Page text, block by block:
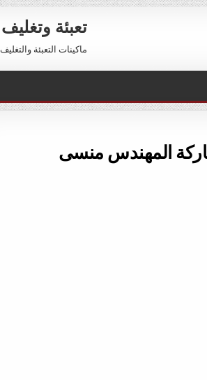
تعبئة وتغليف
ماكينات التعبئة والتغليف 01211116954 – 01211116956 – 01211116958